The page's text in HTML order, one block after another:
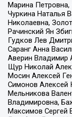
Марина
Чуркина Наталья
Николаевна,
Рачинский Ян
Гудков Лев
Саранг Анна
Аверин Владимир
Щур Николай
Мосин Алексей
Симонов Алексей
Мельникова
Владимировна,
Максимов Сергей